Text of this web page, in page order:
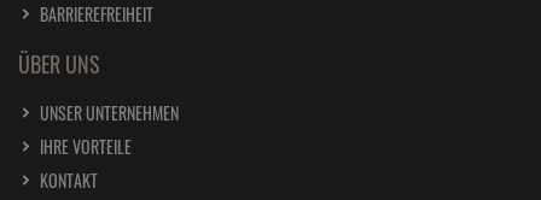
BARRIEREFREIHEIT
ÜBER UNS
UNSER UNTERNEHMEN
IHRE VORTEILE
KONTAKT